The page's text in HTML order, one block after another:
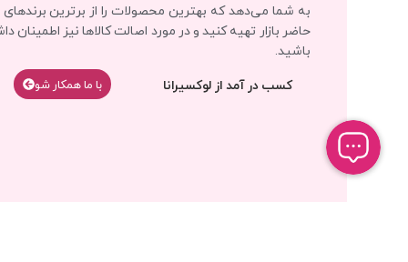
به شما می‌دهد که بهترین محصولات را از برترین برندهای
حاضر بازار تهیه کنید و در مورد اصالت کالاها نیز اطمینان
باشید.
کسب در آمد از لوکسیرانا با‌‌ ما همکار شو